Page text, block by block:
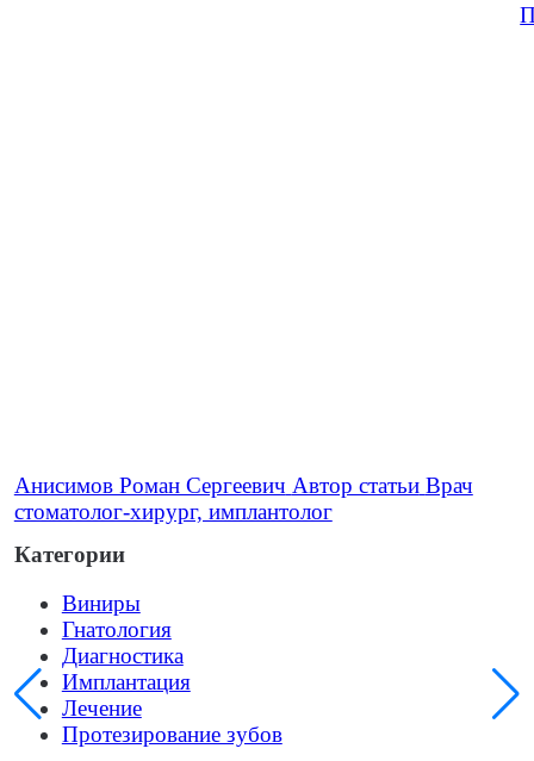
Анисимов Роман Сергеевич Автор статьи Врач
стоматолог-хирург, имплантолог
Категории
Виниры
Гнатология
Диагностика
Имплантация
Лечение
Протезирование зубов